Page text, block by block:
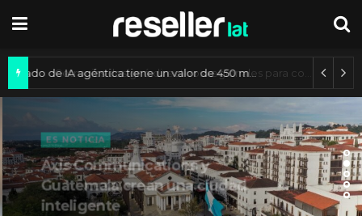
Mercado de IA agéntica tiene un valor de 450 mil millones de dólares
ES NOTICIA
Axis Communications y
Guatemala crean una ciudad
inteligente